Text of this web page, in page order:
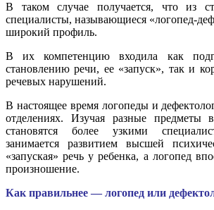
В таком случае получается, что из
специалисты, называющиеся «логопед-
широкий профиль.
В их компетенцию входила как
становлению речи, ее «запуск», так и
речевых нарушений.
В настоящее время логопеды и
отделениях. Изучая разные предметы
становятся более узкими
занимается развитием высшей
«запуская» речь у ребенка, а логопед
произношение.
Как правильнее — логопед или